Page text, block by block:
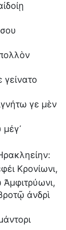
γείνατο
γε μὲν
μέγ᾽
:
Κρονίωνι,
Ἀμφιτρύωνι,
ἀνδρὶ